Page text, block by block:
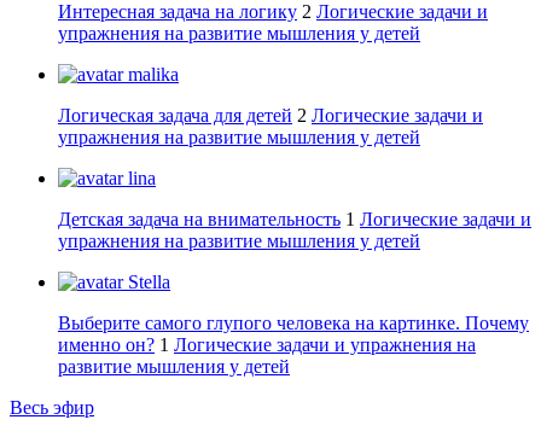
Интересная задача на логику 2 Логические задачи и
упражнения на развитие мышления у детей
malika
Логическая задача для детей 2 Логические задачи и
упражнения на развитие мышления у детей
lina
Детская задача на внимательность 1 Логические задачи и
упражнения на развитие мышления у детей
Stella
Выберите самого глупого человека на картинке. Почему
именно он? 1 Логические задачи и упражнения на
развитие мышления у детей
Весь эфир